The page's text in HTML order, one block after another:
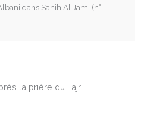
dans Sahih Al Jami (n°
la prière du Fajr